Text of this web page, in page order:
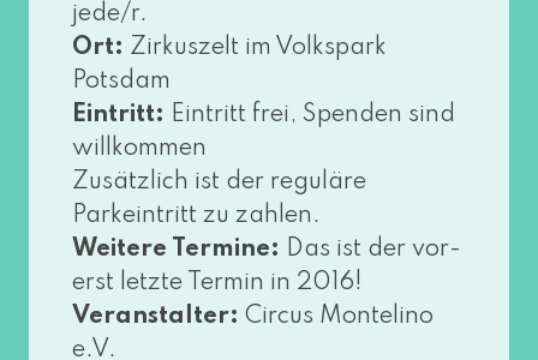
jede/r.
Ort: Zirkuszelt im Volkspark
Potsdam
Eintritt: Eintritt frei, Spenden sind
will­kom­men
Zusätzlich ist der regu­lä­re
Parkeintritt zu zah­len.
Weitere Termine: Das ist der vor­
erst letz­te Termin in 2016!
Veranstalter: Circus Montelino
e.V.